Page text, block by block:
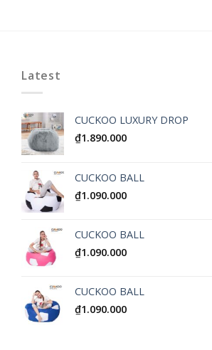
Latest
CUCKOO LUXURY DROP
₫1.890.000
CUCKOO BALL
₫1.090.000
CUCKOO BALL
₫1.090.000
CUCKOO BALL
₫1.090.000